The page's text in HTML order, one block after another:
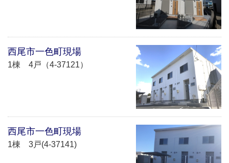
西尾市一色町現場
1棟 4戸（4-37121）
西尾市一色町現場
1棟 3戸(4-37141)